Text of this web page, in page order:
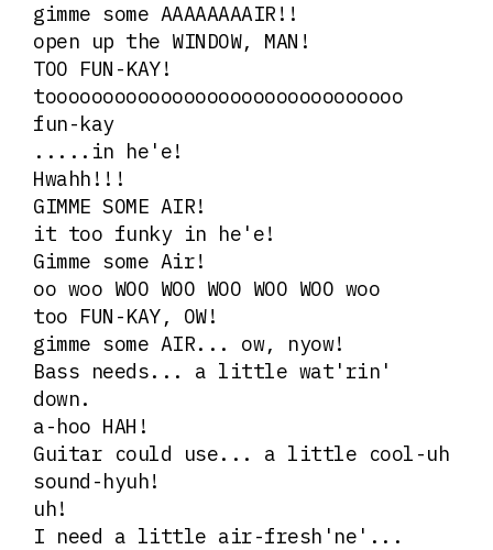
gimme some AAAAAAAAIR!!
open up the WINDOW, MAN!
TOO FUN-KAY!
tooooooooooooooooooooooooooooooo
fun-kay
.....in he'e!
Hwahh!!!
GIMME SOME AIR!
it too funky in he'e!
Gimme some Air!
oo woo WOO WOO WOO WOO WOO woo
too FUN-KAY, OW!
gimme some AIR... ow, nyow!
Bass needs... a little wat'rin'
down.
a-hoo HAH!
Guitar could use... a little cool-uh
sound-hyuh!
uh!
I need a little air-fresh'ne'...